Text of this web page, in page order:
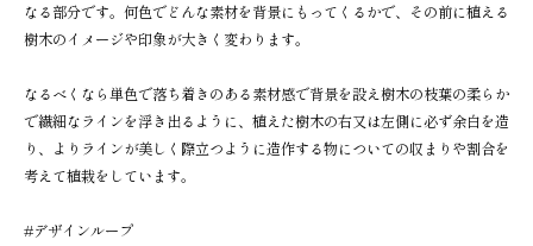
なる部分です。何色でどんな素材を背景にもってくるかで、その前に植える
樹木のイメージや印象が大きく変わります。
なるべくなら単色で落ち着きのある素材感で背景を設え樹木の枝葉の柔らか
で繊細なラインを浮き出るように、植えた樹木の右又は左側に必ず余白を造
り、よりラインが美しく際立つように造作する物についての収まりや割合を
考えて植栽をしています。
#デザインループ